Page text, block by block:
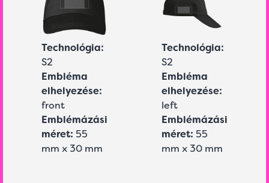
Technológia:
S2
Embléma
elhelyezése:
front
Emblémázási
méret: 55
mm x 30 mm
Technológia:
S2
Embléma
elhelyezése:
left
Emblémázási
méret: 55
mm x 30 mm